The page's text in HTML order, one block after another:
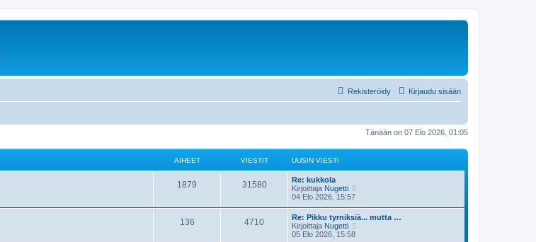
Kirjaudu sisään
Rekisteröidy
Tänään on 07 Elo 2026, 01:05
AIHEET VIESTIT UUSIN VIESTI
1879 31580
Re: kukkola
Kirjoittaja Nugetti
t
ä
04 Elo 2026, 15:57
136 4710
Re: Pikku tyrniksiä... mutta …
Kirjoittaja Nugetti
05 Elo 2026, 15:58